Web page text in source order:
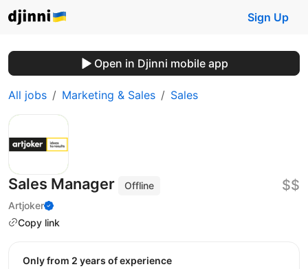
Sign Up
Open in Djinni mobile app
All jobs Marketing & Sales Sales
Sales Manager
Offline
Artjoker
Copy link
$$
Only from 2 years of experience